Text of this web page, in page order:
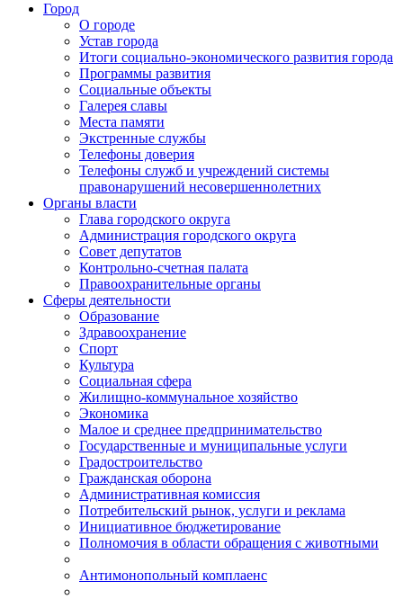
Город
О городе
Устав города
Итоги социально-экономического развития города
Программы развития
Социальные объекты
Галерея славы
Места памяти
Экстренные службы
Телефоны доверия
Телефоны служб и учреждений системы
правонарушений несовершеннолетних
Органы власти
Глава городского округа
Администрация городcкого округа
Совет депутатов
Контрольно-счетная палата
Правоохранительные органы
Сферы деятельности
Образование
Здравоохранение
Спорт
Культура
Социальная сфера
Жилищно-коммунальное хозяйство
Экономика
Малое и среднее предпринимательство
Государственные и муниципальные услуги
Градостроительство
Гражданская оборона
Административная комиссия
Потребительский рынок, услуги и реклама
Инициативное бюджетирование
Полномочия в области обращения с животными
Антимонопольный комплаенс